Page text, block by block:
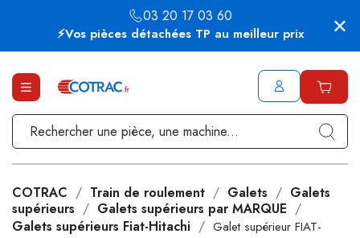
⚡Vos pièces détachées TP au meilleur prix
03 20 17 03 60
COTRAC Train de roulement Galets
Galets
supérieurs
Galets supérieurs par MARQUE
Galets supérieurs Fiat-Hitachi
Galet supérieur FIAT-